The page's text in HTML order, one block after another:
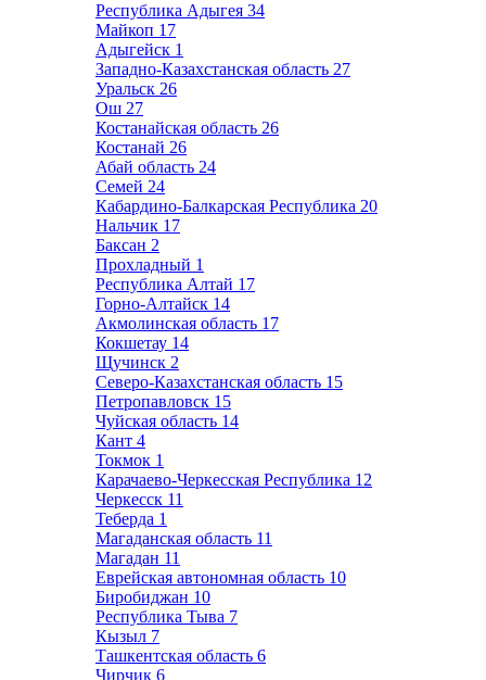
Республика Адыгея 34
Майкоп 17
Адыгейск 1
Западно-Казахстанская область 27
Уральск 26
Ош 27
Костанайская область 26
Костанай 26
Абай область 24
Семей 24
Кабардино-Балкарская Республика 20
Нальчик 17
Баксан 2
Прохладный 1
Республика Алтай 17
Горно-Алтайск 14
Акмолинская область 17
Кокшетау 14
Щучинск 2
Северо-Казахстанская область 15
Петропавловск 15
Чуйская область 14
Кант 4
Токмок 1
Карачаево-Черкесская Республика 12
Черкесск 11
Теберда 1
Магаданская область 11
Магадан 11
Еврейская автономная область 10
Биробиджан 10
Республика Тыва 7
Кызыл 7
Ташкентская область 6
Чирчик 6